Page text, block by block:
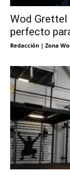
Wod Grettel
perfecto
Redacción | Zona